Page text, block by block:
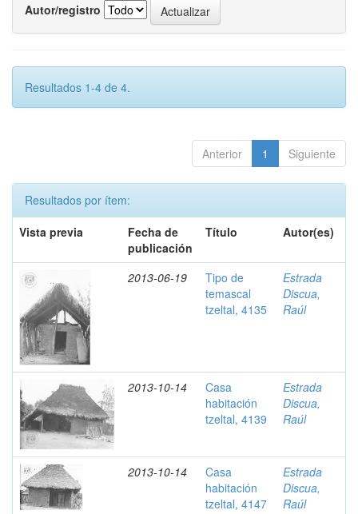
Autor/registro
Resultados 1-4 de 4.
Anterior 1 Siguiente
Resultados por ítem:
Vista previa
Fecha de
publicación
Título Autor(es)
2013-06-19
Tipo de
temascal
tzeltal, 4135
Estrada
Discua,
Raúl
2013-10-14
Casa
habitación
tzeltal, 4139
Estrada
Discua,
Raúl
2013-10-14
Casa
habitación
tzeltal, 4147
Estrada
Discua,
Raúl